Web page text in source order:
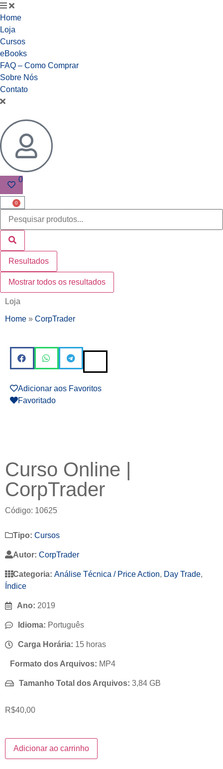
Home
Loja
Cursos
eBooks
FAQ – Como Comprar
Sobre Nós
Contato
0
0
Resultados
Mostrar todos os resultados
Loja
Home » CorpTrader
Adicionar aos Favoritos
Favoritado
Curso Online |
CorpTrader
Código: 10625
Tipo: Cursos
Autor: CorpTrader
Categoria: Análise Técnica / Price Action, Day Trade,
Índice
Ano: 2019
Idioma: Português
Carga Horária: 15 horas
Formato dos Arquivos: MP4
Tamanho Total dos Arquivos: 3,84 GB
R$40,00
Adicionar ao carrinho